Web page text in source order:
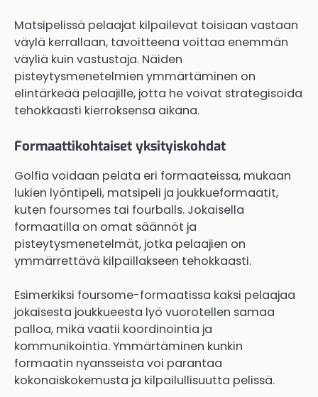
Matsipelissä pelaajat kilpailevat toisiaan vastaan
väylä kerrallaan, tavoitteena voittaa enemmän
väyliä kuin vastustaja. Näiden
pisteytysmenetelmien ymmärtäminen on
elintärkeää pelaajille, jotta he voivat strategisoida
tehokkaasti kierroksensa aikana.
Formaattikohtaiset yksityiskohdat
Golfia voidaan pelata eri formaateissa, mukaan
lukien lyöntipeli, matsipeli ja joukkueformaatit,
kuten foursomes tai fourballs. Jokaisella
formaatilla on omat säännöt ja
pisteytysmenetelmät, jotka pelaajien on
ymmärrettävä kilpaillakseen tehokkaasti.
Esimerkiksi foursome-formaatissa kaksi pelaajaa
jokaisesta joukkueesta lyö vuorotellen samaa
palloa, mikä vaatii koordinointia ja
kommunikointia. Ymmärtäminen kunkin
formaatin nyansseista voi parantaa
kokonaiskokemusta ja kilpailullisuutta pelissä.